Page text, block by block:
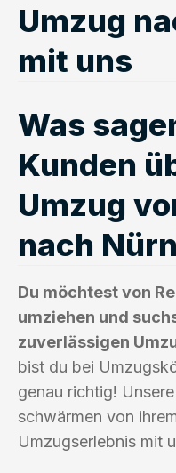
Umzug
mit uns
Was
Kunden
Umzug
nach
Du möchtest von
umziehen und
zuverlässigen
bist du bei
genau richtig!
schwärmen von
Umzugserlebnis mit